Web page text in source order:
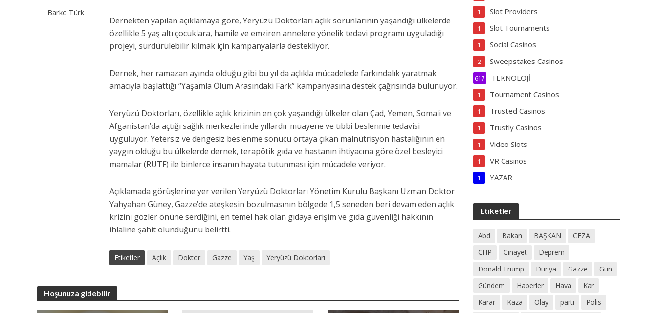
Barko Türk
Dernekten yapılan açıklamaya göre, Yeryüzü Doktorları açlık sorunlarının yaşandığı ülkelerde
özellikle 5 yaş altı çocuklara, hamile ve emziren annelere yönelik tedavi programı uyguladığı
projeyi, sürdürülebilir kılmak için kampanyalarla destekliyor.
Dernek, her ramazan ayında olduğu gibi bu yıl da açlıkla mücadelede farkındalık yaratmak
amacıyla başlattığı “Yaşamla Ölüm Arasındaki Fark” kampanyasına destek çağrısında bulunuyor.
Yeryüzü Doktorları, özellikle açlık krizinin en çok yaşandığı ülkeler olan Çad, Yemen, Somali ve
Afganistan’da açtığı sağlık merkezlerinde yıllardır muayene ve tıbbi beslenme tedavisi
uyguluyor. Yetersiz ve dengesiz beslenme sonucu ortaya çıkan malnütrisyon hastalığının en
yaygın olduğu bu ülkelerde dernek, terapötik gıda ve hastanın ihtiyacına göre özel besleyici
mamalar (RUTF) ile binlerce insanın hayata tutunması için mücadele veriyor.
Açıklamada görüşlerine yer verilen Yeryüzü Doktorları Yönetim Kurulu Başkanı Uzman Doktor
Yahyahan Güney, Gazze’de ateşkesin bozulmasının bölgede 1,5 seneden beri devam eden açlık
krizini gözler önüne serdiğini, en temel hak olan gıdaya erişim ve gıda güvenliği hakkının
ihlaline şahit olunduğunu belirtti.
Etiketler Açlık Doktor Gazze Yaş Yeryüzü Doktorları
Hoşunuza gidebilir
Slot Providers
1
Slot Tournaments
1
Social Casinos
1
Sweepstakes Casinos
2
TEKNOLOJİ
617
Tournament Casinos
1
Trusted Casinos
1
Trustly Casinos
1
Video Slots
1
VR Casinos
1
YAZAR
1
Etiketler
Abd Bakan BAŞKAN
CEZA
CHP
Cinayet
Deprem
Donald Trump
Dünya Gazze
Gün
Gündem
Haberler Hava
Kar
Karar
Kaza Olay parti
Polis